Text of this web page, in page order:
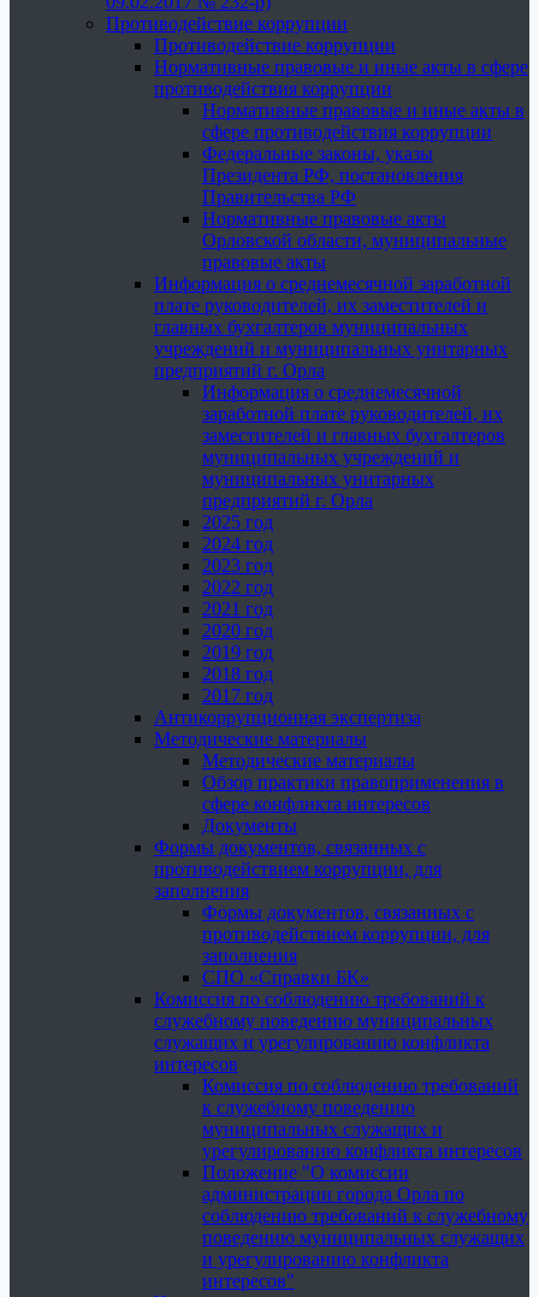
Противодействие коррупции
Противодействие коррупции
Нормативные правовые и иные акты в сфере
противодействия коррупции
Нормативные правовые и иные акты в
сфере противодействия коррупции
Федеральные законы, указы
Президента РФ, постановления
Правительства РФ
Нормативные правовые акты
Орловской области, муниципальные
правовые акты
Информация о среднемесячной заработной
плате руководителей, их заместителей и
главных бухгалтеров муниципальных
учреждений и муниципальных унитарных
предприятий г. Орла
Информация о среднемесячной
заработной плате руководителей, их
заместителей и главных бухгалтеров
муниципальных учреждений и
муниципальных унитарных
предприятий г. Орла
2025 год
2024 год
2023 год
2022 год
2021 год
2020 год
2019 год
2018 год
2017 год
Антикоррупционная экспертиза
Методические материалы
Методические материалы
Обзор практики правоприменения в
сфере конфликта интересов
Документы
Формы документов, связанных с
противодействием коррупции, для
заполнения
Формы документов, связанных с
противодействием коррупции, для
заполнения
СПО «Справки БК»
Комиссия по соблюдению требований к
служебному поведению муниципальных
служащих и урегулированию конфликта
интересов
Комиссия по соблюдению требований
к служебному поведению
муниципальных служащих и
урегулированию конфликта интересов
Положение "О комиссии
администрации города Орла по
соблюдению требований к служебному
поведению муниципальных служащих
и урегулированию конфликта
интересов"